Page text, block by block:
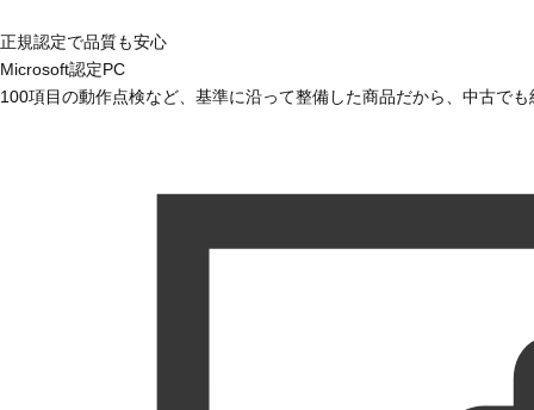
正規認定で品質も安心
Microsoft認定PC
100項目の動作点検など、基準に沿って整備した商品だから、中古で